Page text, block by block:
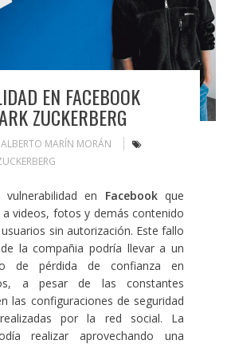
EN FACEBOOK
ZUCKERBERG
ALBERTO MARÍN MORÁN
en Facebookque
videos, fotos y demás contenido
sin autorización. Este fallo
la compañia podría llevar a un
de pérdida de confianza en
a pesar de las constantes
las configuraciones de seguridad
por la red social. La
realizar aprovechando una